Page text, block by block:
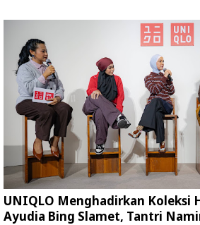
UNIQLO Menghadirkan Koleksi
Ayudia Bing Slamet, Tantri